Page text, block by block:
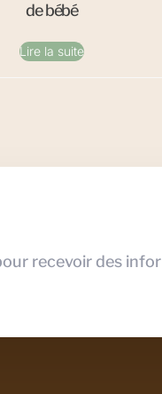
de bébé
Lire la suite
recevoir des